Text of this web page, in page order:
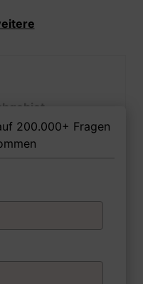
Ihnen daran?
200.000+ Fragen